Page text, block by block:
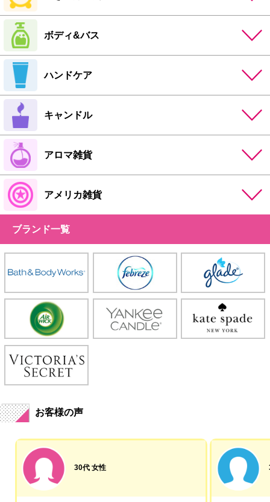
ボディ&バス
ハンドケア
キャンドル
アロマ雑貨
アメリカ雑貨
ブランド一覧
お客様の声
30代 女性